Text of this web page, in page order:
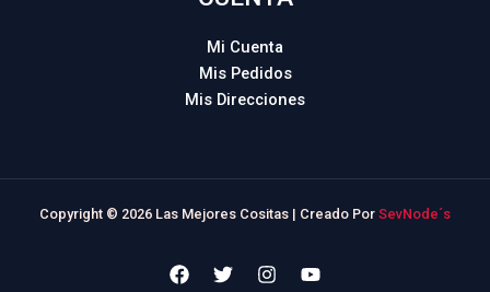
Mi Cuenta
Mis Pedidos
Mis Direcciones
Copyright © 2026 Las Mejores Cositas | Creado Por SevNode´s